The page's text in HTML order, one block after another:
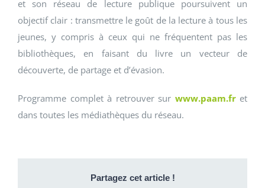
et son réseau de lecture publique poursuivent un
objectif clair : transmettre le goût de la lecture à tous les
jeunes, y compris à ceux qui ne fréquentent pas les
bibliothèques, en faisant du livre un vecteur de
découverte, de partage et d’évasion.
Programme complet à retrouver sur www.paam.fret
dans toutes les médiathèques du réseau.
Partagez cet article !